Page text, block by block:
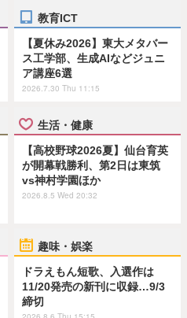
教育ICT
【夏休み2026】東大メタバー
ス工学部、生成AIなどジュニ
ア講座6選
2026.7.30 Thu 11:15
生活・健康
【高校野球2026夏】仙台育英
が開幕戦勝利、第2日は東筑
vs神村学園ほか
2026.8.5 Wed 20:32
趣味・娯楽
ドラえもん短歌、入選作は
11/20発売の新刊に収録…9/3
締切